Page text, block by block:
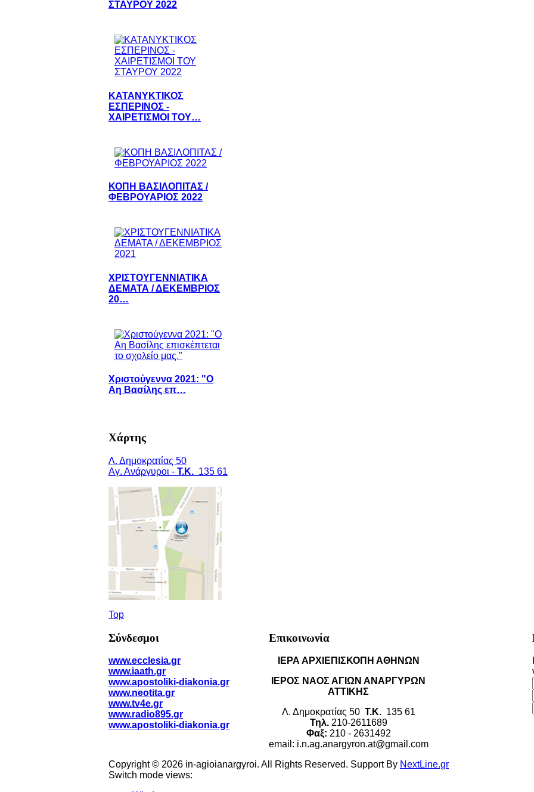
ΣΤΑΥΡΟΥ 2022
ΚΑΤΑΝΥΚΤΙΚΟΣ
ΕΣΠΕΡΙΝΟΣ -
ΧΑΙΡΕΤΙΣΜΟΙ ΤΟΥ…
ΚΟΠΗ ΒΑΣΙΛΟΠΙΤΑΣ /
ΦΕΒΡΟΥΑΡΙΟΣ 2022
ΧΡΙΣΤΟΥΓΕΝΝΙΑΤΙΚΑ
ΔΕΜΑΤΑ / ΔΕΚΕΜΒΡΙΟΣ
20…
Χριστούγεννα 2021: "Ο
Αη Βασίλης επ…
Χάρτης
Λ. Δημοκρατίας 50
Αγ. Ανάργυροι - Τ.Κ. 135 61
Top
Σύνδεσμοι
www.ecclesia.gr
www.iaath.gr
www.apostoliki-diakonia.gr
www.neotita.gr
www.tv4e.gr
www.radio895.gr
www.apostoliki-diakonia.gr
Επικοινωνία
ΙΕΡΑ ΑΡΧΙΕΠΙΣΚΟΠΗ ΑΘΗΝΩΝ
ΙΕΡΟΣ ΝΑΟΣ ΑΓΙΩΝ ΑΝΑΡΓΥΡΩΝ
ΑΤΤΙΚΗΣ
Λ. Δημοκρατίας 50 Τ.Κ.135 61
Τηλ.210-2611689
Φαξ: 210 - 2631492
email: i.n.ag.anargyron.at@gmail.com
Copyright © 2026 in-agioianargyroi. All Rights Reserved. Support By NextLine.gr
Switch mode views: